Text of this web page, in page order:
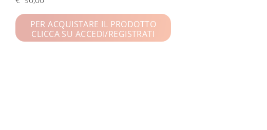
PER ACQUISTARE IL PRODOTTO
CLICCA SU ACCEDI/REGISTRATI